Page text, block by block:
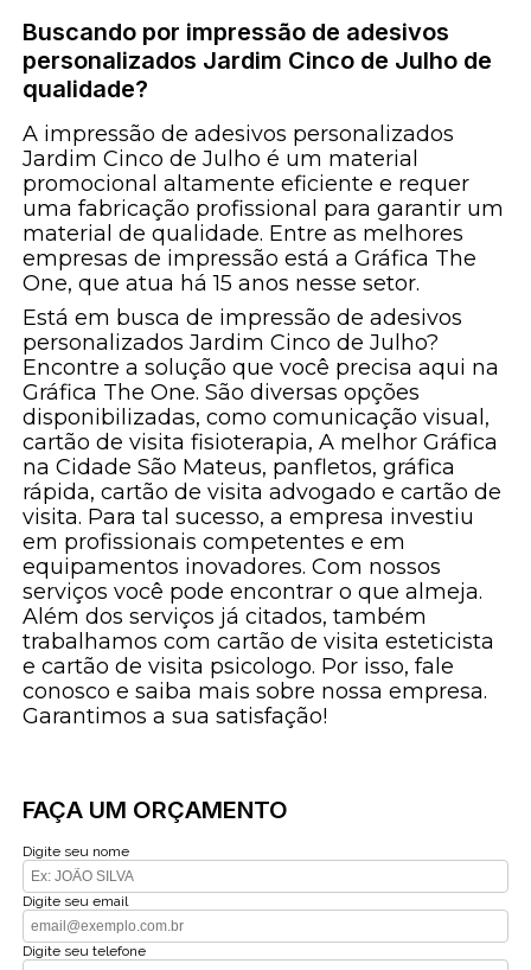
Buscando por impressão de adesivos
personalizados Jardim Cinco de Julho de
qualidade?
A impressão de adesivos personalizados
Jardim Cinco de Julho é um material
promocional altamente eficiente e requer
uma fabricação profissional para garantir um
material de qualidade. Entre as melhores
empresas de impressão está a Gráfica The
One, que atua há 15 anos nesse setor.
Está em busca de impressão de adesivos
personalizados Jardim Cinco de Julho?
Encontre a solução que você precisa aqui na
Gráfica The One. São diversas opções
disponibilizadas, como comunicação visual,
cartão de visita fisioterapia, A melhor Gráfica
na Cidade São Mateus, panfletos, gráfica
rápida, cartão de visita advogado e cartão de
visita. Para tal sucesso, a empresa investiu
em profissionais competentes e em
equipamentos inovadores. Com nossos
serviços você pode encontrar o que almeja.
Além dos serviços já citados, também
trabalhamos com cartão de visita esteticista
e cartão de visita psicologo. Por isso, fale
conosco e saiba mais sobre nossa empresa.
Garantimos a sua satisfação!
FAÇA UM ORÇAMENTO
Digite seu nome
Digite seu email
Digite seu telefone